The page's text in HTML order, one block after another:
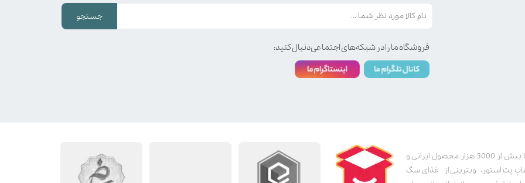
پت استور به عنوان یکی از قدیمی‌ترین پت شاپ های اینترنتی با بیش از 3000 هزار محصول ایرانی و
پت استور، ویترینی از غذای سگ
جستجو
فروشگاه ما را در شبکه‌های اجتماعی دنبال کنید: